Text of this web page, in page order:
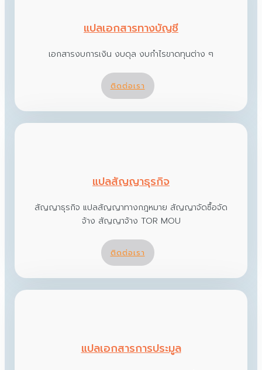
แปลเอกสารทางบัญชี
เอกสารงบการเงิน งบดุล งบกำไรขาดทุนต่าง ๆ
ติดต่อเรา
แปลสัญญาธุรกิจ
สัญญาธุรกิจ แปลสัญญาทางกฎหมาย สัญญาจัดซื้อจัด
จ้าง สัญญาจ้าง TOR MOU
ติดต่อเรา
แปลเอกสารการประมูล